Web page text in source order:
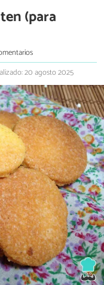
(para
20 agosto 2025